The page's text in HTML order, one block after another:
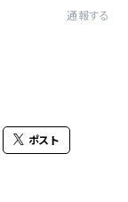
通報する
ポスト